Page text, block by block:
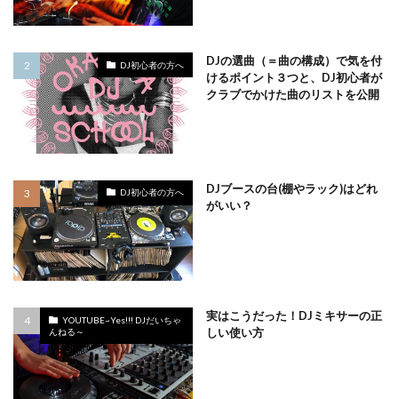
DJ初心者の方へ
DJの選曲（＝曲の構成）で気を付
けるポイント３つと、DJ初心者が
クラブでかけた曲のリストを公開
DJ初心者の方へ
DJブースの台(棚やラック)はどれ
がいい？
YOUTUBE~Yes!!! DJだいちゃ
んねる～
実はこうだった！DJミキサーの正
しい使い方